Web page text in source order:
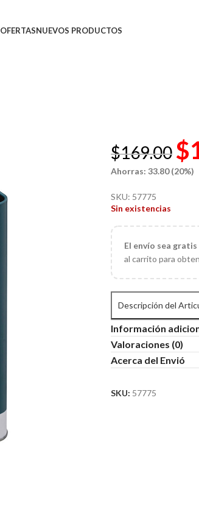
OFERTASNUEVOS PRODUCTOS
$169.00 $
Ahorras: 33.80 (20%)
SKU: 57775
Sin existencias
El envío sea
al carrito para
Descripción del
Información
Valoraciones (0)
Acerca del Envió
SKU: 57775